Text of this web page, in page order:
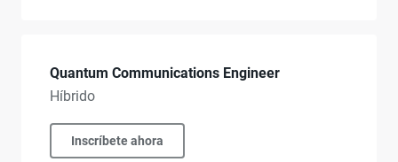
Quantum Communications Engineer
Híbrido
Inscríbete ahora